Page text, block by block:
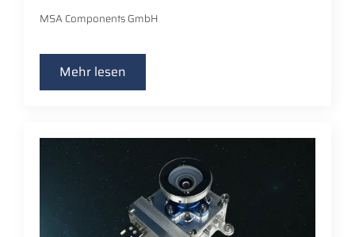
MSA Components GmbH
Mehr lesen